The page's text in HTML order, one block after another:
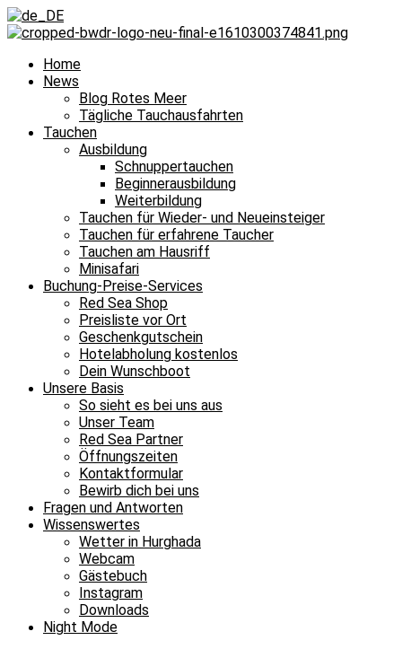
Home
News
Blog Rotes Meer
Tägliche Tauchausfahrten
Tauchen
Ausbildung
Schnuppertauchen
Beginnerausbildung
Weiterbildung
Tauchen für Wieder- und Neueinsteiger
Tauchen für erfahrene Taucher
Tauchen am Hausriff
Minisafari
Buchung-Preise-Services
Red Sea Shop
Preisliste vor Ort
Geschenkgutschein
Hotelabholung kostenlos
Dein Wunschboot
Unsere Basis
So sieht es bei uns aus
Unser Team
Red Sea Partner
Öffnungszeiten
Kontaktformular
Bewirb dich bei uns
Fragen und Antworten
Wissenswertes
Wetter in Hurghada
Webcam
Gästebuch
Instagram
Downloads
Night Mode